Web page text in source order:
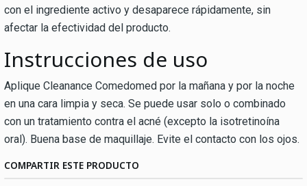
con el ingrediente activo y desaparece rápidamente, sin
afectar la efectividad del producto.
Instrucciones de uso
Aplique Cleanance Comedomed por la mañana y por la noche
en una cara limpia y seca. Se puede usar solo o combinado
con un tratamiento contra el acné (excepto la isotretinoína
oral). Buena base de maquillaje. Evite el contacto con los ojos.
COMPARTIR ESTE PRODUCTO